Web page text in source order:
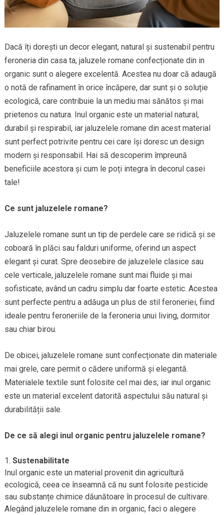
Dacă îți dorești un decor elegant, natural și sustenabil pentru
feroneria din casa ta, jaluzele romane confecționate din in
organic sunt o alegere excelentă. Acestea nu doar că adaugă
o notă de rafinament în orice încăpere, dar sunt și o soluție
ecologică, care contribuie la un mediu mai sănătos și mai
prietenos cu natura. Inul organic este un material natural,
durabil și respirabil, iar jaluzelele romane din acest material
sunt perfect potrivite pentru cei care își doresc un design
modern și responsabil. Hai să descoperim împreună
beneficiile acestora și cum le poți integra în decorul casei
tale!
Ce sunt jaluzelele romane?
Jaluzelele romane sunt un tip de perdele care se ridică și se
coboară în plăci sau falduri uniforme, oferind un aspect
elegant și curat. Spre deosebire de jaluzelele clasice sau
cele verticale, jaluzelele romane sunt mai fluide și mai
sofisticate, având un cadru simplu dar foarte estetic. Acestea
sunt perfecte pentru a adăuga un plus de stil feroneriei, fiind
ideale pentru feroneriile de la feroneria unui living, dormitor
sau chiar birou.
De obicei, jaluzelele romane sunt confecționate din materiale
mai grele, care permit o cădere uniformă și elegantă.
Materialele textile sunt folosite cel mai des, iar inul organic
este un material excelent datorită aspectului său natural și
durabilității sale.
De ce să alegi inul organic pentru jaluzelele romane?
Sustenabilitate
Inul organic este un material provenit din agricultură
ecologică, ceea ce înseamnă că nu sunt folosite pesticide
sau substanțe chimice dăunătoare în procesul de cultivare.
Alegând jaluzelele romane din in organic, faci o alegere